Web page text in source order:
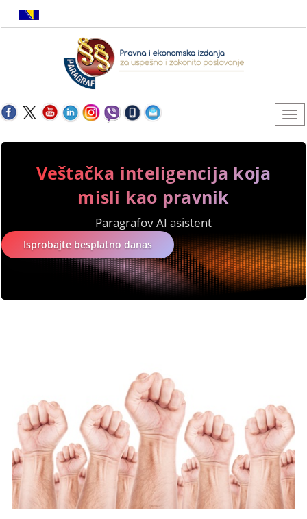
Veštačka inteligencija koja
misli kao pravnik
Paragrafov AI asistent
Isprobajte besplatno danas